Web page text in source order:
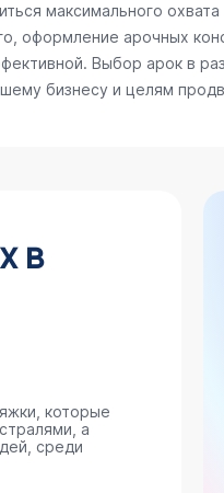
максимального
оформление арочных
Выбор арок в
бизнесу и целям
в
которые
а
среди